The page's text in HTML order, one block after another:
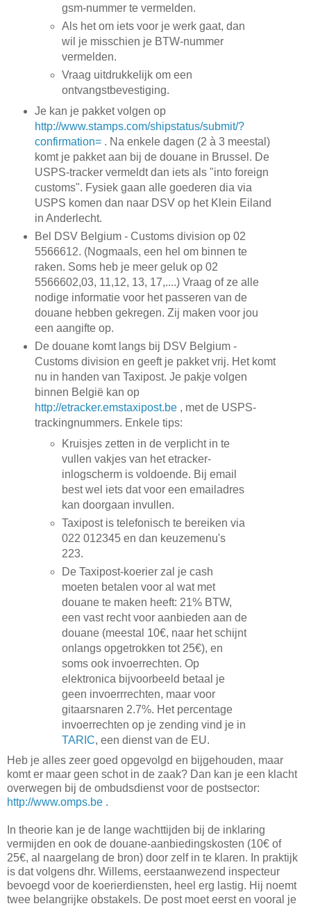
gsm-nummer te vermelden.
Als het om iets voor je werk gaat, dan
wil je misschien je BTW-nummer
vermelden.
Vraag uitdrukkelijk om een
ontvangstbevestiging.
Je kan je pakket volgen op
http://www.stamps.com/shipstatus/submit/?
confirmation=. Na enkele dagen (2 à 3 meestal)
komt je pakket aan bij de douane in Brussel. De
USPS-tracker vermeldt dan iets als "into foreign
customs". Fysiek gaan alle goederen dia via
USPS komen dan naar DSV op het Klein Eiland
in Anderlecht.
Bel DSV Belgium - Customs division op 02
5566612. (Nogmaals, een hel om binnen te
raken. Soms heb je meer geluk op 02
5566602,03, 11,12, 13, 17,....) Vraag of ze alle
nodige informatie voor het passeren van de
douane hebben gekregen. Zij maken voor jou
een aangifte op.
De douane komt langs bij DSV Belgium -
Customs division en geeft je pakket vrij. Het komt
nu in handen van Taxipost. Je pakje volgen
binnen België kan op
http://etracker.emstaxipost.be, met de USPS-
trackingnummers. Enkele tips:
Kruisjes zetten in de verplicht in te
vullen vakjes van het etracker-
inlogscherm is voldoende. Bij email
best wel iets dat voor een emailadres
kan doorgaan invullen.
Taxipost is telefonisch te bereiken via
022 012345 en dan keuzemenu's
223.
De Taxipost-koerier zal je cash
moeten betalen voor al wat met
douane te maken heeft: 21% BTW,
een vast recht voor aanbieden aan de
douane (meestal 10€, naar het schijnt
onlangs opgetrokken tot 25€), en
soms ook invoerrechten. Op
elektronica bijvoorbeeld betaal je
geen invoerrrechten, maar voor
gitaarsnaren 2.7%. Het percentage
invoerrechten op je zending vind je in
TARIC, een dienst van de EU.
Heb je alles zeer goed opgevolgd en bijgehouden, maar
komt er maar geen schot in de zaak? Dan kan je een klacht
overwegen bij de ombudsdienst voor de postsector:
http://www.omps.be .
In theorie kan je de lange wachttijden bij de inklaring
vermijden en ook de douane-aanbiedingskosten (10€ of
25€, al naargelang de bron) door zelf in te klaren. In praktijk
is dat volgens dhr. Willems, eerstaanwezend inspecteur
bevoegd voor de koerierdiensten, heel erg lastig. Hij noemt
twee belangrijke obstakels. De post moet eerst en vooral je